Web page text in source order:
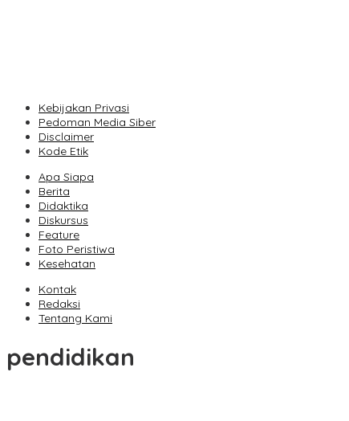
Kebijakan Privasi
Pedoman Media Siber
Disclaimer
Kode Etik
Apa Siapa
Berita
Didaktika
Diskursus
Feature
Foto Peristiwa
Kesehatan
Kontak
Redaksi
Tentang Kami
pendidikan